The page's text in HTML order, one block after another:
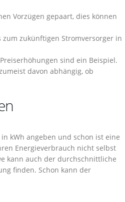
Vorzügen gepaart, dies können
zukünftigen Stromversorger in
sind ein Beispiel.
davon abhängig, ob
in kWh angeben und schon ist eine
Energieverbrauch nicht selbst
kann auch der durchschnittliche
finden. Schon kann der